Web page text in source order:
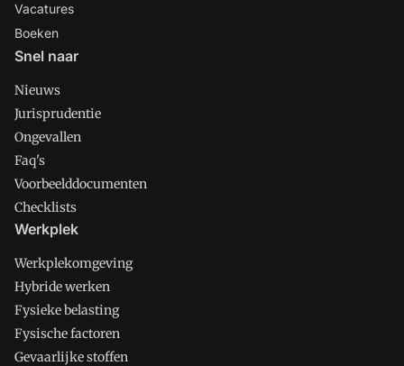
Vacatures
Boeken
Snel naar
Nieuws
Jurisprudentie
Ongevallen
Faq's
Voorbeelddocumenten
Checklists
Werkplek
Werkplekomgeving
Hybride werken
Fysieke belasting
Fysische factoren
Gevaarlijke stoffen